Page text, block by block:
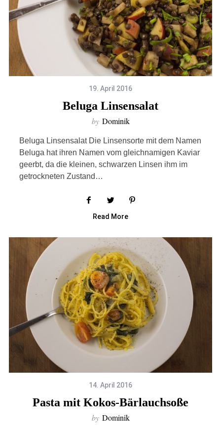
19. April 2016
Beluga Linsensalat
by Dominik
Beluga Linsensalat Die Linsensorte mit dem Namen
Beluga hat ihren Namen vom gleichnamigen Kaviar
geerbt, da die kleinen, schwarzen Linsen ihm im
getrockneten Zustand…
Read More
14. April 2016
Pasta mit Kokos-Bärlauchsoße
by Dominik